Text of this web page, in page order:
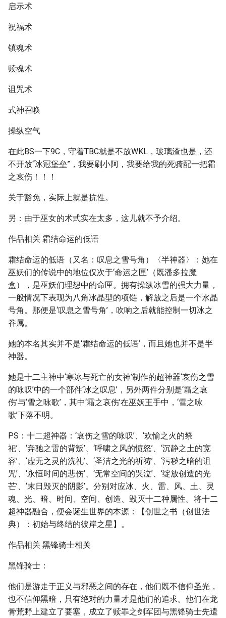
启示术
祝福术
镇魂术
赎魂术
诅咒术
式神召唤
操纵空气
在此BS一下9C，守着TBC就是不放WKL，玻璃渣也是，还
不开放“冰冠堡垒”，我要刷小阿，我要给我的死骑配一把霜
之哀伤！！！
关于豁免，实际上就是抗性。
另：由于巫女的术式实在太多，这儿就不予介绍。
作品相关 霜结命运的低语
霜结命运的低语（又名：叹息之雪号角）〈半神器〉：她在
巫妖们的传说中的地位仅次于‘命运之匣’（既潘多拉魔
盒），是巫妖们理想中的命匣。拥有操纵冰雪的强大力量，
一般情况下表现为八角冰晶型的项链，解放之后是一个水晶
号角。那便是‘叹息之雪号角’，吹响之后就能控制一切冰之
眷属。
她的本名其实并不是‘霜结命运的低语’，而且她也并不是半
神器。
她是十二主神中‘寒冰与死亡的女神’制作的超神器‘哀伤之雪
的咏叹’中的一个部件‘冰之叹息’，另外两件分别是‘霜之哀
伤’与‘雪之咏歌’，其中‘霜之哀伤’在巫妖王手中，‘雪之咏
歌’下落不明。
PS：十二超神器：‘哀伤之雪的咏叹’、‘欢愉之火的祭
祀’、‘奔驰之雷的背叛’、‘呼啸之风的愤怒’、‘沉静之土的宽
容’、‘虚无之灵的洗礼’、‘圣洁之光的祈祷’、‘污秽之暗的诅
咒’、‘永恒时间的悲伤’、‘无常空间的哭泣’、‘绽放创造的光
芒’、‘末日毁灭的阴影’。分别对应冰、火、雷、风、土、灵
魂、光、暗、时间、空间、创造、毁灭十二种属性。将十二
超神器融合，便会诞生世界的本源：【创世之书（创世法
典）：初始与终结的彼岸之星】。
作品相关 黑锋骑士相关
黑锋骑士：
他们是游走于正义与邪恶之间的存在，他们既不信仰圣光，
也不信仰黑暗，只有绝对的力量才是他们的追求。他们在龙
骨荒野上建立了要塞，成立了赎罪之剑军团与黑锋骑士先遣